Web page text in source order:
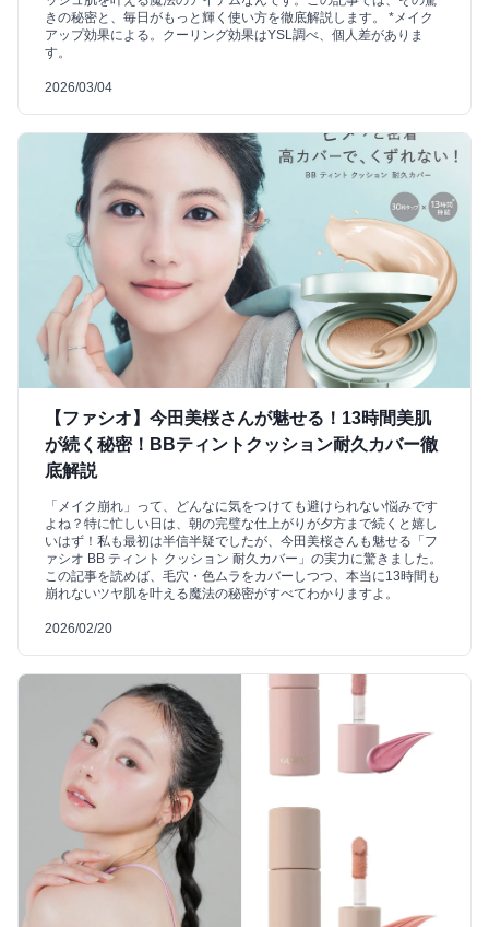
きの秘密と、毎日がもっと輝く使い方を徹底解説します。 *メイク
アップ効果による。クーリング効果はYSL調べ、個人差がありま
す。
2026/03/04
【ファシオ】今田美桜さんが魅せる！13時間美肌
が続く秘密！BBティントクッション耐久カバー徹
底解説
「メイク崩れ」って、どんなに気をつけても避けられない悩みです
よね？特に忙しい日は、朝の完璧な仕上がりが夕方まで続くと嬉し
いはず！私も最初は半信半疑でしたが、今田美桜さんも魅せる「フ
ァシオ BB ティント クッション 耐久カバー」の実力に驚きました。
この記事を読めば、毛穴・色ムラをカバーしつつ、本当に13時間も
崩れないツヤ肌を叶える魔法の秘密がすべてわかりますよ。
2026/02/20